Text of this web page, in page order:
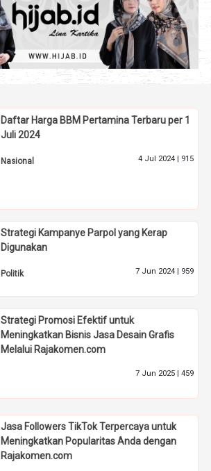
Daftar Harga BBM Pertamina Terbaru per 1
Juli 2024
Nasional 4 Jul 2024 | 915
Strategi Kampanye Parpol yang Kerap
Digunakan
Politik 7 Jun 2024 | 959
Strategi Promosi Efektif untuk
Meningkatkan Bisnis Jasa Desain Grafis
Melalui Rajakomen.com
7 Jun 2025 | 459
Jasa Followers TikTok Terpercaya untuk
Meningkatkan Popularitas Anda dengan
Rajakomen.com